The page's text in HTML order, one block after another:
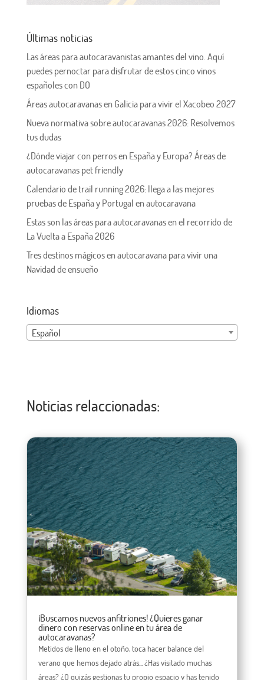
Últimas noticias
Las áreas para autocaravanistas amantes del vino. Aquí
puedes pernoctar para disfrutar de estos cinco vinos
españoles con DO
Áreas autocaravanas en Galicia para vivir el Xacobeo 2027
Nueva normativa sobre autocaravanas 2026: Resolvemos
tus dudas
¿Dónde viajar con perros en España y Europa? Áreas de
autocaravanas pet friendly
Calendario de trail running 2026: llega a las mejores
pruebas de España y Portugal en autocaravana
Estas son las áreas para autocaravanas en el recorrido de
La Vuelta a España 2026
Tres destinos mágicos en autocaravana para vivir una
Navidad de ensueño
Idiomas
Español
Noticias relaccionadas:
¡Buscamos nuevos anfitriones! ¿Quieres ganar
dinero con reservas online en tu área de
autocaravanas?
Metidos de lleno en el otoño, toca hacer balance del
verano que hemos dejado atrás... ¿Has visitado muchas
áreas? ¿O quizás gestionas tu propio espacio y has tenido